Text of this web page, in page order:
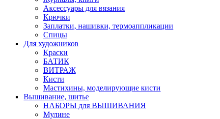
Аксессуары для вязания
Крючки
Заплатки, нашивки, термоаппликации
Спицы
Для художников
Краски
БАТИК
ВИТРАЖ
Кисти
Мастихины, моделирующие кисти
Вышивание, шитье
НАБОРЫ для ВЫШИВАНИЯ
Мулине